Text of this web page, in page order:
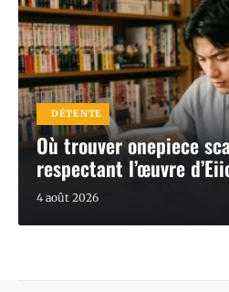
DÉTENTE
Où trouver onepiece
respectant l’œuvre
4 août 2026